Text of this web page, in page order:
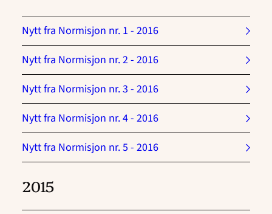
Nytt fra Normisjon nr. 1 - 2016
Nytt fra Normisjon nr. 2 - 2016
Nytt fra Normisjon nr. 3 - 2016
Nytt fra Normisjon nr. 4 - 2016
Nytt fra Normisjon nr. 5 - 2016
2015